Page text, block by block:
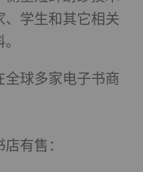
、学生和其它相关
全球多家电子书商
有售：